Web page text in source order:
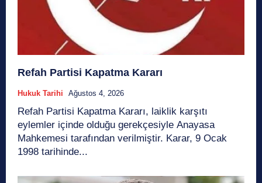
Refah Partisi Kapatma Kararı
Hukuk Tarihi Ağustos 4, 2026
Refah Partisi Kapatma Kararı, laiklik karşıtı
eylemler içinde olduğu gerekçesiyle Anayasa
Mahkemesi tarafından verilmiştir. Karar, 9 Ocak
1998 tarihinde...